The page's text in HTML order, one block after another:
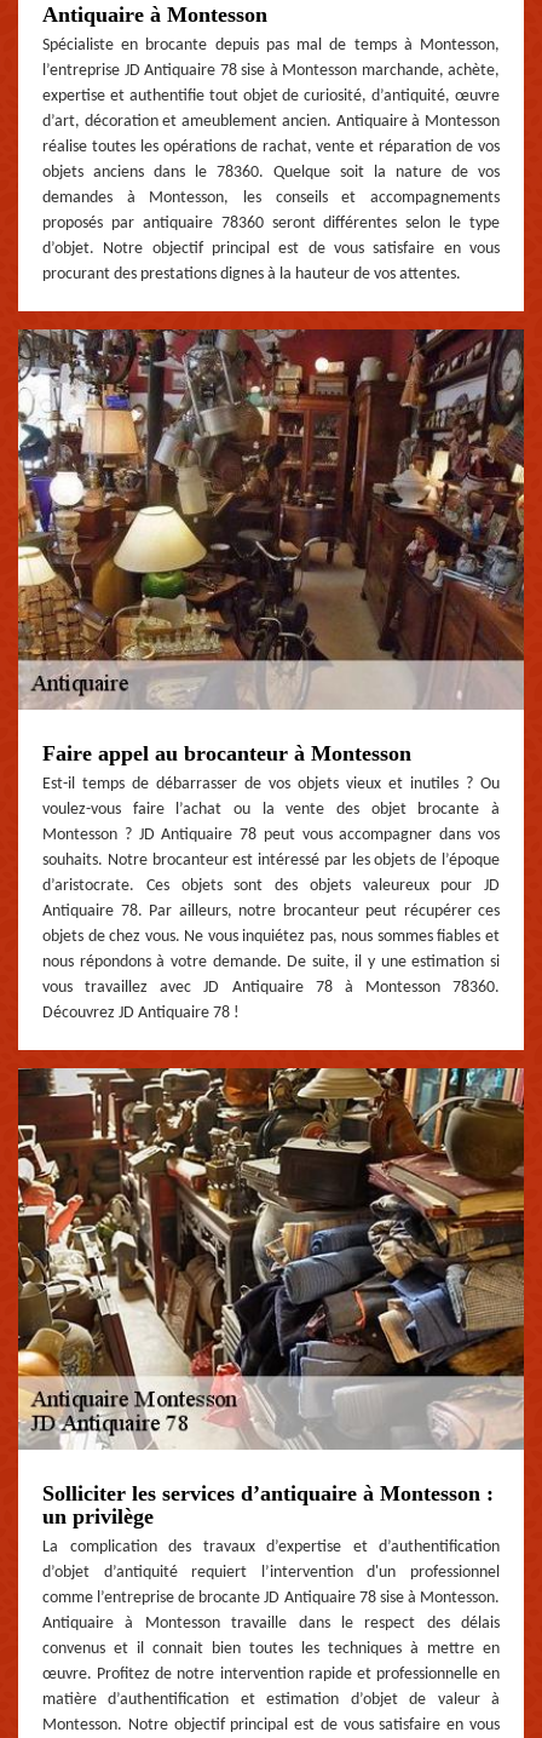
Antiquaire à Montesson
Spécialiste en brocante depuis pas mal de temps à Montesson,
l’entreprise JD Antiquaire 78 sise à Montesson marchande, achète,
expertise et authentifie tout objet de curiosité, d’antiquité, œuvre
d’art, décoration et ameublement ancien. Antiquaire à Montesson
réalise toutes les opérations de rachat, vente et réparation de vos
objets anciens dans le 78360. Quelque soit la nature de vos
demandes à Montesson, les conseils et accompagnements
proposés par antiquaire 78360 seront différentes selon le type
d’objet. Notre objectif principal est de vous satisfaire en vous
procurant des prestations dignes à la hauteur de vos attentes.
Faire appel au brocanteur à Montesson
Est-il temps de débarrasser de vos objets vieux et inutiles ? Ou
voulez-vous faire l’achat ou la vente des objet brocante à
Montesson ? JD Antiquaire 78 peut vous accompagner dans vos
souhaits. Notre brocanteur est intéressé par les objets de l’époque
d’aristocrate. Ces objets sont des objets valeureux pour JD
Antiquaire 78. Par ailleurs, notre brocanteur peut récupérer ces
objets de chez vous. Ne vous inquiétez pas, nous sommes fiables et
nous répondons à votre demande. De suite, il y une estimation si
vous travaillez avec JD Antiquaire 78 à Montesson 78360.
Découvrez JD Antiquaire 78 !
Solliciter les services d’antiquaire à Montesson :
un privilège
La complication des travaux d’expertise et d’authentification
d’objet d’antiquité requiert l’intervention d'un professionnel
comme l’entreprise de brocante JD Antiquaire 78 sise à Montesson.
Antiquaire à Montesson travaille dans le respect des délais
convenus et il connait bien toutes les techniques à mettre en
œuvre. Profitez de notre intervention rapide et professionnelle en
matière d’authentification et estimation d’objet de valeur à
Montesson. Notre objectif principal est de vous satisfaire en vous